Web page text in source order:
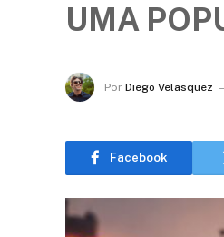
UMA
Por Diego Velasquez
Facebook